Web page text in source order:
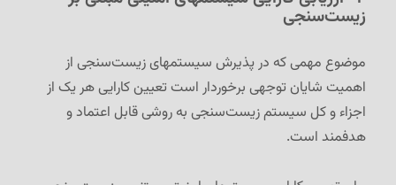
زیست‌سنجی
موضوع مهمی که در پذیرش سیستمهای زیست‌سنجی از
اهمیت شایان توجهی برخوردار است تعیین کارایی هر یک از
اجزاء و کل سیستم زیست‌سنجی به روشی قابل اعتماد و
هدفمند است.